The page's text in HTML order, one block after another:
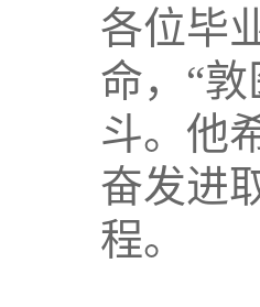
各位毕
命，“
斗。他
奋发进
程。